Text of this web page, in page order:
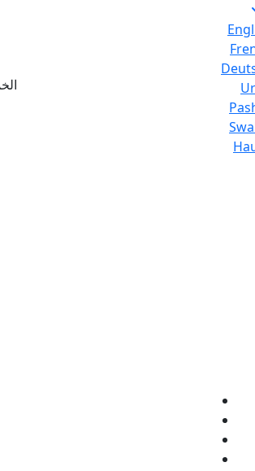
الخميس,